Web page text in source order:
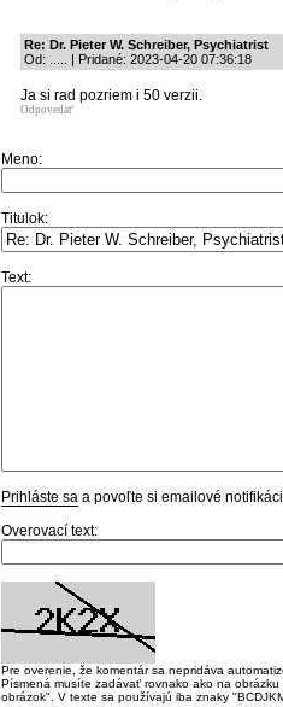
Re: Dr. Pieter W. Schreiber, Psychiatrist
Od: ..... | Pridané: 2023-04-20 07:36:18
Ja si rad pozriem i 50 verzii.
Odpovedať
Meno:
Titulok:
Text:
Prihláste sa a povoľte si emailové
Overovací text:
Pre overenie, že komentár sa nepridáva
Písmená musíte zadávať rovnako ako na
obrázok". V texte sa používajú iba znaky